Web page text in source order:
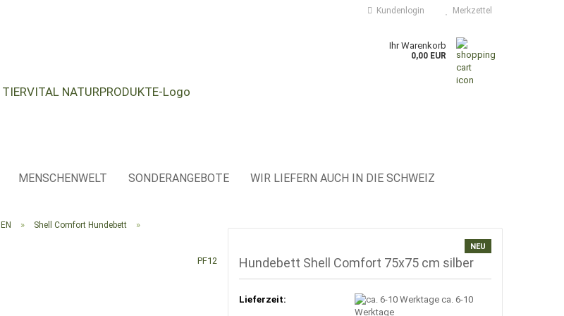
Kundenlogin Merkzettel
Ihr Warenkorb
0,00 EUR
MENSCHENWELT SONDERANGEBOTE WIR LIEFERN AUCH IN DIE SCHWEIZ
» Shell Comfort Hundebett »
PF12
NEU
Hundebett Shell Comfort 75x75 cm silber
Lieferzeit:
ca. 6-10
Werktage